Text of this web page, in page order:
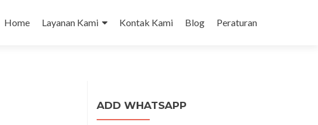
Home
Layanan Kami Kontak Kami Blog Peraturan
ADD WHATSAPP